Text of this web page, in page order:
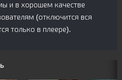
и в хорошем качестве
(отключится вся
только в плеере).